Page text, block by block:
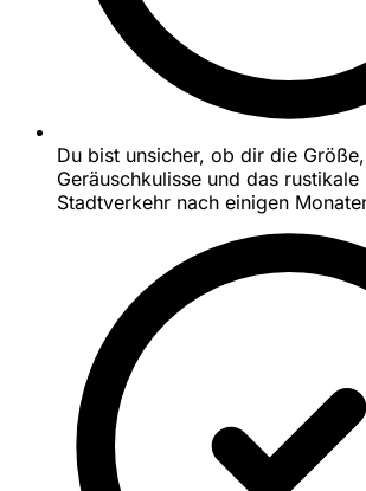
Du bist unsicher, ob dir die
Geräuschkulisse und das rustikale
Stadtverkehr nach einigen